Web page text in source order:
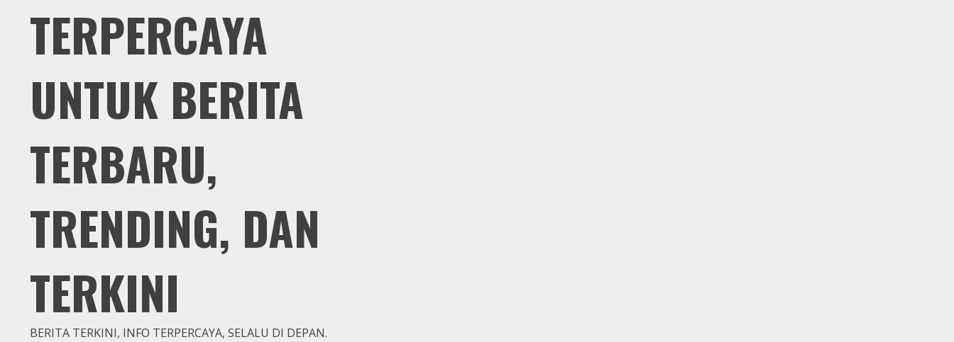
TERPERCAYA
UNTUK BERITA
TERBARU,
TRENDING, DAN
TERKINI
BERITA TERKINI, INFO TERPERCAYA, SELALU DI DEPAN.